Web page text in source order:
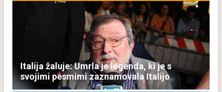
Italija žaluje: Umrla je legenda, ki je s
svojimi pesmimi zaznamovala Italijo